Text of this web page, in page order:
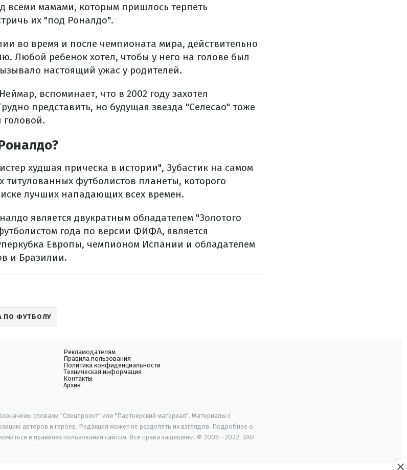
всеми мамами, которым пришлось терпеть
их "под Роналдо".
во время и после чемпионата мира, действительно
Любой ребенок хотел, чтобы у него на голове был
настоящий ужас у родителей.
вспоминает, что в 2002 году захотел
представить, но будущая звезда "Селесао" тоже
головой.
худшая прическа в истории", Зубастик на самом
титулованных футболистов планеты, которого
лучших нападающих всех времен.
является двукратным обладателем "Золотого
года по версии ФИФА, является
Европы, чемпионом Испании и обладателем
и Бразилии.
ПО ФУТБОЛУ
Рекламодателям
Правила пользования
Политика конфиденциальности
Техническая информация
Контакты
Архив
словами "Спецпроект" или "Партнерский материал". Материалы с
авторов и героев. Редакция может не разделять их взглядов. Подробнее о
в правилах пользования сайтом. Все права защищены. © 2005—2022, ЗАО